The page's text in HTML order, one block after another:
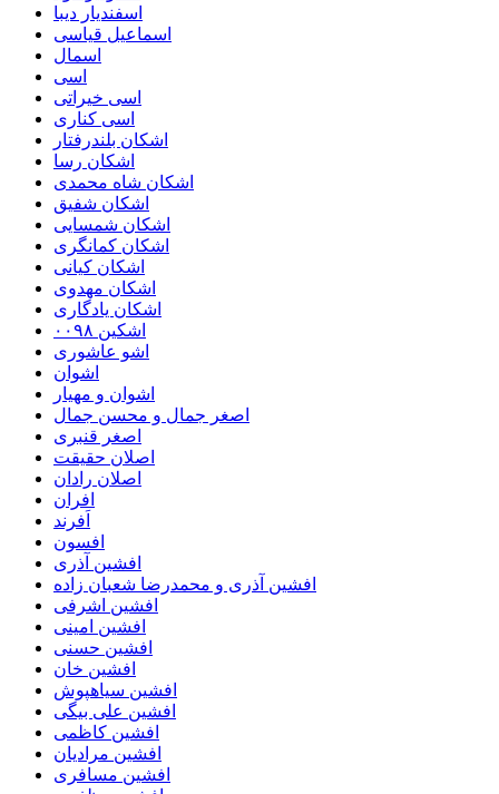
اسفندیار دیبا
اسماعیل قیاسی
اسمال
اسی
اسی خیراتی
اسی کناری
اشکان بلندرفتار
اشکان رسا
اشکان شاه محمدی
اشکان شفیق
اشکان شمسایی
اشکان‌ کمانگری
اشکان کیانی
اشکان مهدوی
اشکان یادگاری
اشکین ۰۰۹۸
اشو عاشوری
اشوان
اشوان و مهیار
اصغر جمال و محسن جمال
اصغر قنبری
اصلان حقیقت
اصلان رادان
افران
اَفرند
افسون
افشین آذری
افشین آذری و محمدرضا شعبان زاده
افشین اشرفی
افشین امینی
افشین حسنی
افشین خان
افشین سیاهپوش
افشین علی بیگی
افشین کاظمی
افشین مرادیان
افشین مسافری